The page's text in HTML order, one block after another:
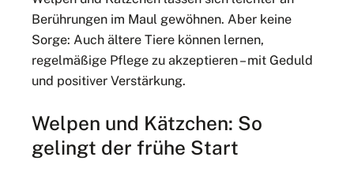
Berührungen im Maul gewöhnen. Aber keine
Sorge: Auch ältere Tiere können lernen,
regelmäßige Pflege zu akzeptieren – mit Geduld
und positiver Verstärkung.
Welpen und Kätzchen: So
gelingt der frühe Start